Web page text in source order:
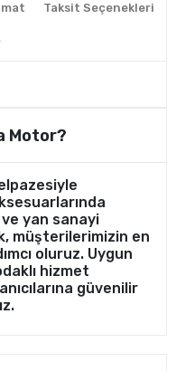
Taksit Seçenekleri
Motor?
yan sanayi
müşterilerimizin en
oluruz. Uygun
hizmet
güvenilir